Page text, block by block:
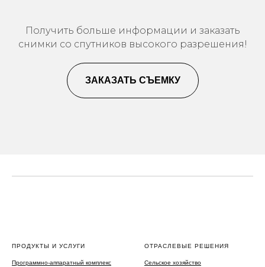
Получить больше информации и заказать
снимки со спутников высокого разрешения!
ЗАКАЗАТЬ СЪЕМКУ
ПРОДУКТЫ И УСЛУГИ
Программно-аппаратный комплекс
ОТРАСЛЕВЫЕ РЕШЕНИЯ
Сельское хозяйство